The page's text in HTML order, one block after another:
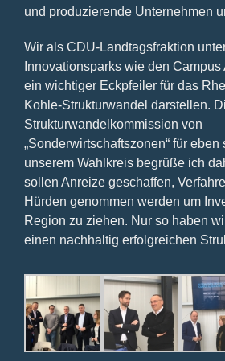
und produzierende Unternehmen
Wir als CDU-Landtagsfraktion
Innovationsparks wie den
ein wichtiger Eckpfeiler für das
Kohle-Strukturwandel darstellen.
Strukturwandelkommission von
„Sonderwirtschaftszonen“ für
unserem Wahlkreis begrüße ich
sollen Anreize geschaffen,
Hürden genommen werden um
Region zu ziehen. Nur so haben
einen nachhaltig erfolgreichen